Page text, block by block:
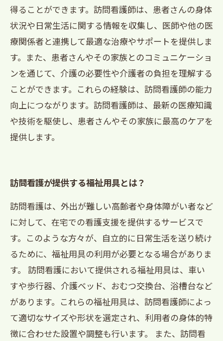
得ることができます。訪問看護師は、患者さんの身体
状況や日常生活に関する情報を収集し、医師や他の医
療関係者と連携して最適な治療やサポートを提供しま
す。また、患者さんやその家族とのコミュニケーショ
ンを通じて、介護の必要性や介護者の負担を理解する
ことができます。これらの経験は、訪問看護師の能力
向上につながります。訪問看護師は、最新の医療知識
や技術を駆使し、患者さんやその家族に最高のケアを
提供します。
訪問看護が提供する福祉用具とは？
訪問看護は、外出が難しい高齢者や身体障がい者など
に対して、在宅での看護支援を提供するサービスで
す。このような方々が、自立的に日常生活を送り続け
るために、福祉用具の利用が必要となる場合がありま
す。 訪問看護において提供される福祉用具は、車い
すや歩行器、介護ベッド、おむつ交換台、浴槽台など
があります。これらの福祉用具は、訪問看護師によっ
て適切なサイズや形状を選定され、利用者の身体的特
徴に合わせた設置や調整も行います。 また、訪問看